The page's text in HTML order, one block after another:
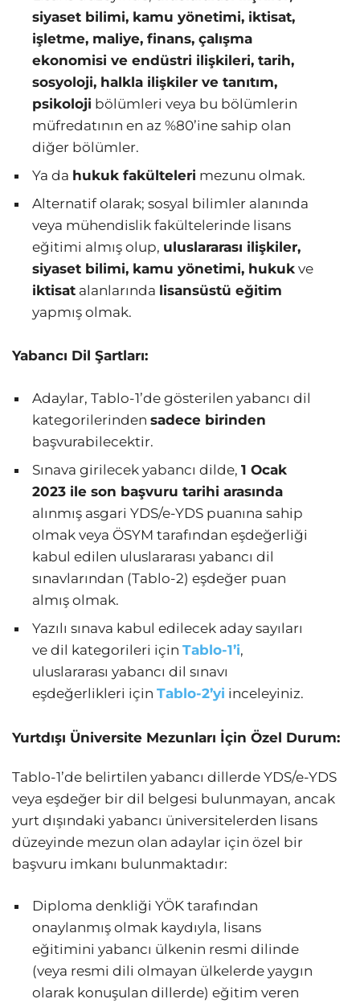
siyaset bilimi, kamu yönetimi, iktisat,
işletme, maliye, finans, çalışma
ekonomisi ve endüstri ilişkileri, tarih,
sosyoloji, halkla ilişkiler ve tanıtım,
psikoloji bölümleri veya bu bölümlerin
müfredatının en az %80’ine sahip olan
diğer bölümler.
Ya da hukuk fakülteleri mezunu olmak.
Alternatif olarak; sosyal bilimler alanında
veya mühendislik fakültelerinde lisans
eğitimi almış olup, uluslararası ilişkiler,
siyaset bilimi, kamu yönetimi, hukuk ve
iktisat alanlarında lisansüstü eğitim
yapmış olmak.
Yabancı Dil Şartları:
Adaylar, Tablo-1’de gösterilen yabancı dil
kategorilerinden sadece birinden
başvurabilecektir.
Sınava girilecek yabancı dilde, 1 Ocak
2023 ile son başvuru tarihi arasında
alınmış asgari YDS/e-YDS puanına sahip
olmak veya ÖSYM tarafından eşdeğerliği
kabul edilen uluslararası yabancı dil
sınavlarından (Tablo-2) eşdeğer puan
almış olmak.
Yazılı sınava kabul edilecek aday sayıları
ve dil kategorileri için Tablo-1’i,
uluslararası yabancı dil sınavı
eşdeğerlikleri için Tablo-2’yi inceleyiniz.
Yurtdışı Üniversite Mezunları İçin Özel Durum:
Tablo-1’de belirtilen yabancı dillerde YDS/e-YDS
veya eşdeğer bir dil belgesi bulunmayan, ancak
yurt dışındaki yabancı üniversitelerden lisans
düzeyinde mezun olan adaylar için özel bir
başvuru imkanı bulunmaktadır:
Diploma denkliği YÖK tarafından
onaylanmış olmak kaydıyla, lisans
eğitimini yabancı ülkenin resmi dilinde
(veya resmi dili olmayan ülkelerde yaygın
olarak konuşulan dillerde) eğitim veren